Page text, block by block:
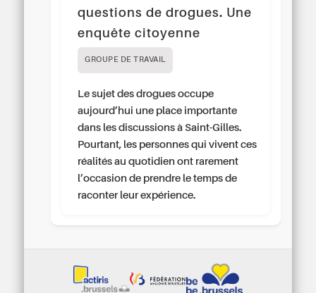
questions de drogues. Une
enquête citoyenne
GROUPE DE TRAVAIL
Le sujet des drogues occupe
aujourd’hui une place importante
dans les discussions à Saint-Gilles.
Pourtant, les personnes qui vivent ces
réalités au quotidien ont rarement
l’occasion de prendre le temps de
raconter leur expérience.